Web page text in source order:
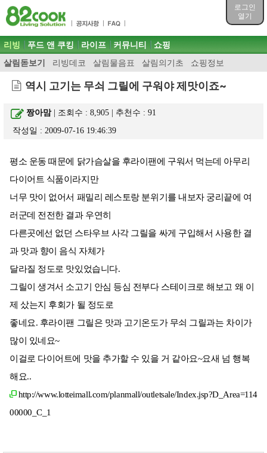
로그인
열기
목차
주메뉴 바로가기
컨텐츠 바로가기
검색 바로가기
로그인 바로가기
주메뉴
리빙
살림돋보기 리빙데코 살림물음표 살림의기초 쇼핑정보
푸드 앤 쿠킹 라이프 커뮤니티 쇼핑
역시 고기는 무쇠 그릴에 구워야 제맛이죠~
짱아맘| 조회수 : 8,905 | 추천수 :91
작성일 : 2009-07-16 19:46:39
평소 운동 때문에 닭가슴살을 후라이팬에 구워서 먹는데 아무리
다이어트 식품이라지만
너무 맛이 없어서 패밀리 레스토랑 분위기를 내보자 궁리끝에 여
러군데 전전한 결과 우연히
다른곳에선 없던 스타우브 사각 그릴을 싸게 구입해서 사용한 결
과 맛과 향이 음식 자체가
달라질 정도로 맛있었습니다.
그릴이 생겨서 소고기 안심 등심 전부다 스테이크로 해보고 왜 이
제 샀는지 후회가 될 정도로
좋네요. 후라이팬 그릴은 맛과 고기온도가 무쇠 그릴과는 차이가
많이 있네요~
이걸로 다이어트에 맛을 추가할 수 있을 거 같아요~요새 넘 행복
해요..
http://www.lotteimall.com/planmall/outletsale/Index.jsp?D_Area=114
00000_C_1